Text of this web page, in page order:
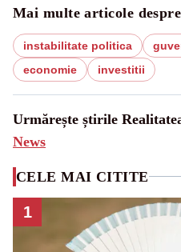
Mai multe articole despre
instabilitate politica
economie
investitii
Urmărește știrile
News
CELE MAI CITITE
1